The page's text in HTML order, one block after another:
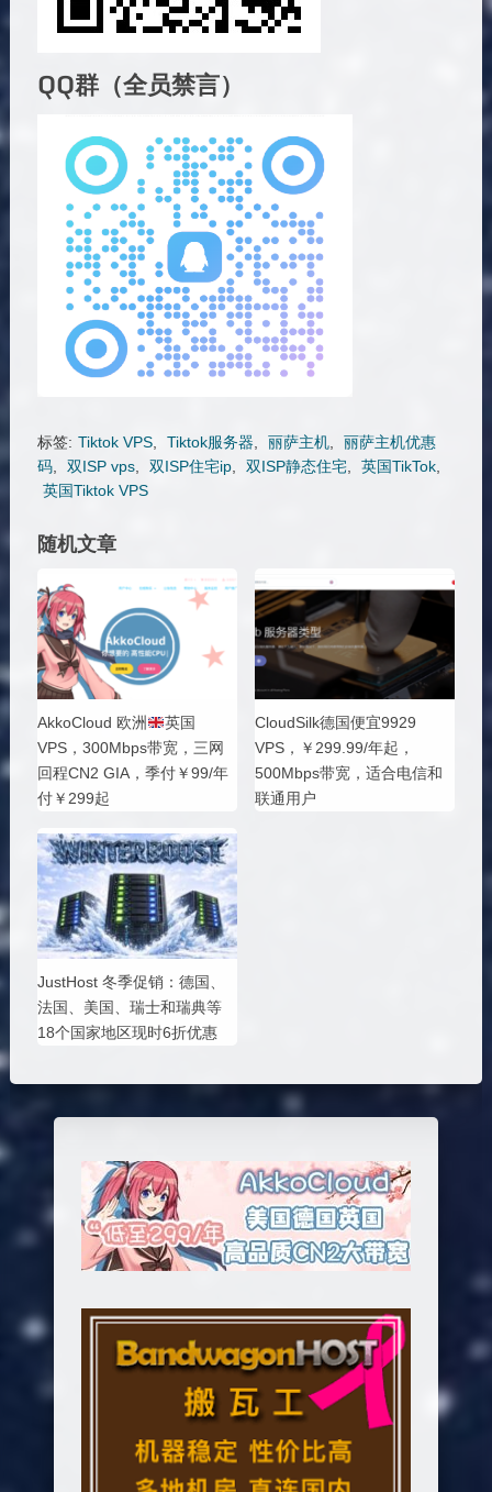
QQ群（全员禁言）
标签: Tiktok VPS, Tiktok服务器 丽萨主机,
丽萨主机优惠
码, 双ISP vps, 双ISP住宅ip, 双ISP静态住宅, 英国TikTok,
英国Tiktok VPS
随机文章
AkkoCloud 欧洲
英国
VPS，300Mbps带宽，三网
回程CN2 GIA，季付￥99/年
付￥299起
CloudSilk德国便宜9929
VPS，￥299.99/年起，
500Mbps带宽，适合电信和
联通用户
JustHost 冬季促销：德国、
法国、美国、瑞士和瑞典等
18个国家地区现时6折优惠